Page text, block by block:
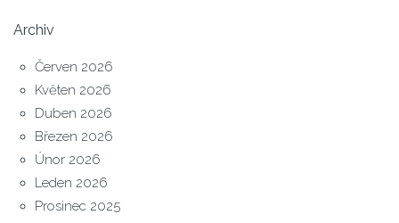
Archiv
Červen 2026
Květen 2026
Duben 2026
Březen 2026
Únor 2026
Leden 2026
Prosinec 2025